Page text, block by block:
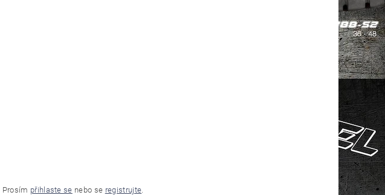
Prosím přihlaste se nebo se registrujte